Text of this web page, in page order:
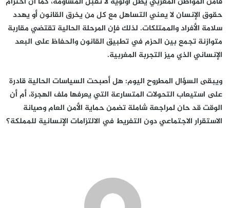
حقوق الإنسان لا يعني التساهل مع كل من يخرق القانون أو يهدد
سلامة الأفراد والممتلكات. لذلك فإن المرحلة الحالية تقتضي مقاربة
متوازنة تجمع بين الحزم في تطبيق القانون والحفاظ على البعد
الإنساني الذي ميز التجربة المغربية.
ويبقى السؤال المطروح اليوم: هل أصبحت السياسات الحالية قادرة
على استيعاب التحولات المتسارعة التي يعرفها ملف الهجرة، أم أن
الوقت قد حان لمراجعة شاملة تضمن حماية الأمن العام وصيانة
الاستقرار الاجتماعي دون التفريط في الالتزامات الإنسانية للمملكة؟